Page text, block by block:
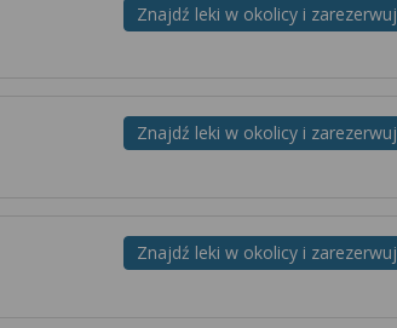
Znajdź leki w okolicy i zarezerwuj
Znajdź leki w okolicy i zarezerwuj
Znajdź leki w okolicy i zarezerwuj